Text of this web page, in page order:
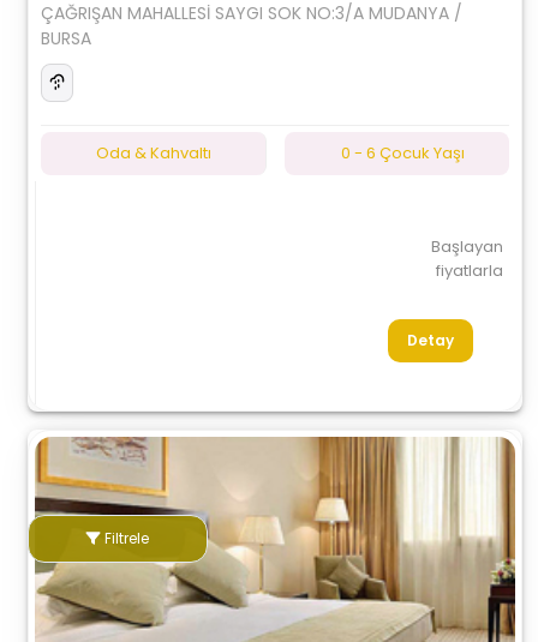
Filtrele
ÇAĞRIŞAN MAHALLESİ SAYGI SOK NO:3/A MUDANYA /
BURSA
Oda & Kahvaltı 0 - 6 Çocuk Yaşı
Başlayan
fiyatlarla
Detay